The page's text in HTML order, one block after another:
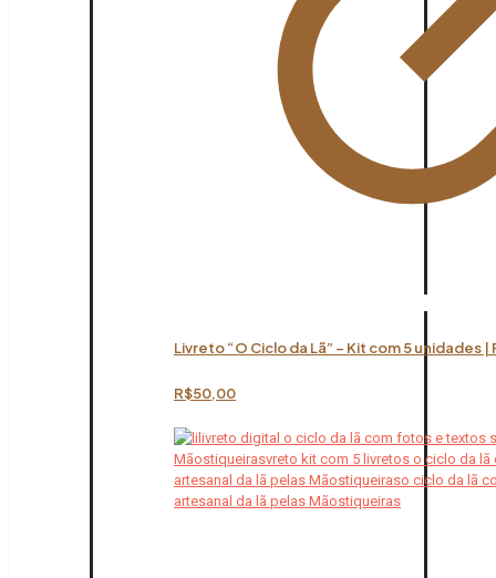
Livreto “O Ciclo da Lã” – Kit com 5 unidades
R$50,00